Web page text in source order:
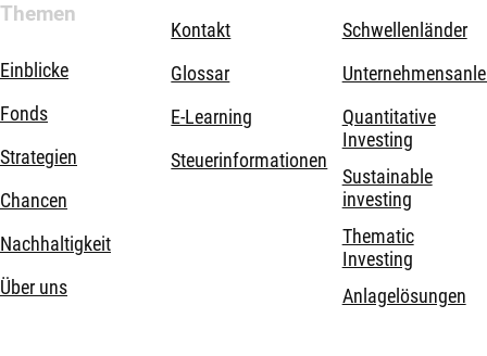
Themen
Einblicke
Fonds
Strategien
Chancen
Nachhaltigkeit
Über uns
Kontakt
Glossar
E-Learning
Steuerinformationen
Schwellenländer
Quantitative
Investing
Sustainable
investing
Thematic
Investing
Anlagelösungen